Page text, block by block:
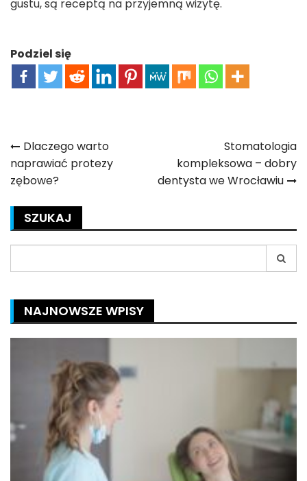
gustu, są receptą na przyjemną wizytę.
Podziel się
Nawigacja
wpisu
Dlaczego warto
naprawiać protezy
zębowe?
Stomatologia
kompleksowa – dobry
dentysta we Wrocławiu
SZUKAJ
for:
NAJNOWSZE WPISY